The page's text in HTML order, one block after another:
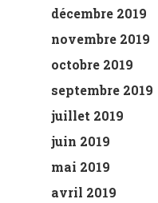
décembre 2019
novembre 2019
octobre 2019
septembre 2019
juillet 2019
juin 2019
mai 2019
avril 2019